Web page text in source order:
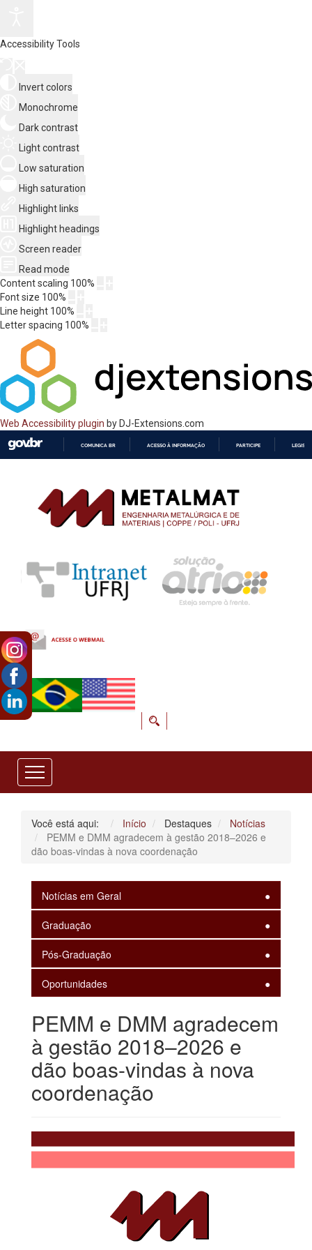
Accessibility Tools
Invert colors
Monochrome
Dark contrast
Light contrast
Low saturation
High saturation
Highlight links
Highlight headings
Screen reader
Read mode
Content scaling 100%
Font size 100%
Line height 100%
Letter spacing 100%
Web Accessibility plugin by DJ-Extensions.com
CONTEÚDO
COMUNICA BR ACESSO À INFORMAÇÃO PARTICIPE
Você está aqui: Início Destaques
Notícias
PEMM e DMM agradecem à gestão 2018–2026 e
dão boas-vindas à nova coordenação
Notícias em Geral
Graduação
Pós-Graduação
Oportunidades
PEMM e DMM agradecem
à gestão 2018–2026 e
dão boas-vindas à nova
coordenação